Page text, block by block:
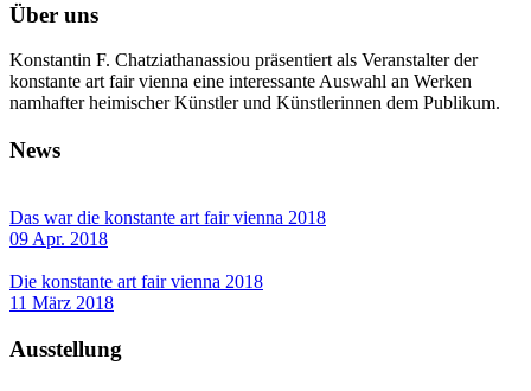
Über uns
Konstantin F. Chatziathanassiou präsentiert als Veranstalter der
konstante art fair vienna eine interessante Auswahl an Werken
namhafter heimischer Künstler und Künstlerinnen dem Publikum.
News
Das war die konstante art fair vienna 2018
09 Apr. 2018
Die konstante art fair vienna 2018
11 März 2018
Ausstellung